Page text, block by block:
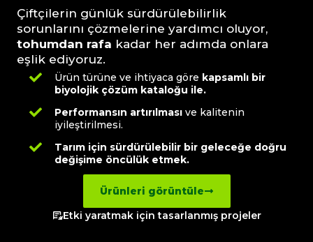
Çiftçilerin günlük sürdürülebilirlik
sorunlarını çözmelerine yardımcı oluyor,
tohumdan rafa kadar her adımda onlara
eşlik ediyoruz.
Ürün türüne ve ihtiyaca göre kapsamlı bir
biyolojik çözüm kataloğu ile.
Performansın artırılmasıve kalitenin
iyileştirilmesi.
Tarım için sürdürülebilir bir geleceğe doğru
değişime öncülük etmek.
Ürünleri görüntüle
Etki yaratmak için tasarlanmış projeler